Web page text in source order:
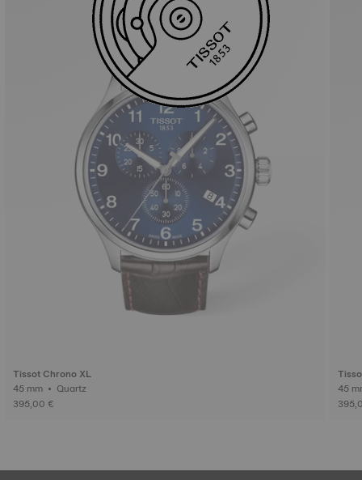
Tissot Chrono XL
45 mm • Quartz
395,00 €